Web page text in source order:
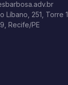
Líbano, 251, Torre 1,
Recife/PE